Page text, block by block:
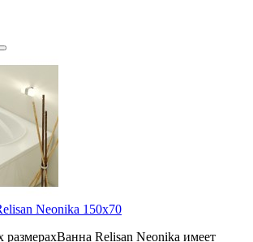
Neonika 150x70
размерахВанна Relisan Neonika имеет